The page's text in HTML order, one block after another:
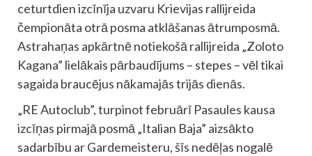
ceturtdien izcīnīja uzvaru Krievijas rallijreida
čempionāta otrā posma atklāšanas ātrumposmā.
Astrahaņas apkārtnē notiekošā rallijreida „Zoloto
Kagana” lielākais pārbaudījums – stepes – vēl tikai
sagaida braucējus nākamajās trijās dienās.
„RE Autoclub”, turpinot februārī Pasaules kausa
izcīņas pirmajā posmā „Italian Baja” aizsākto
sadarbību ar Gardemeisteru, šīs nedēļas nogalē